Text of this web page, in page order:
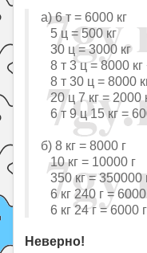
а) 6 т = 6000 кг
5 ц = 500 кг
30 ц = 3000 кг
8 т 3 ц = 8000 кг
8 т 30 ц = 8000
20 ц 7 кг = 2000
6 т 9 ц 15 кг =
б) 8 кг = 8000 г
10 кг = 10000 г
350 кг = 350000
6 кг 240 г =
6 кг 24 г = 6000
Неверно!